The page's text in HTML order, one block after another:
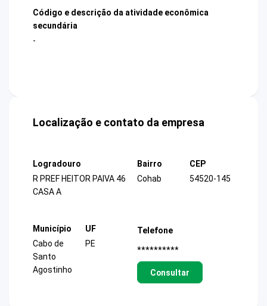
Código e descrição da atividade econômica
secundária
-
Localização e contato da empresa
Logradouro
R PREF HEITOR PAIVA 46
CASA A
Bairro
Cohab
CEP
54520-145
Município
Cabo de
Santo
Agostinho
UF
PE
Telefone
**********
Consultar